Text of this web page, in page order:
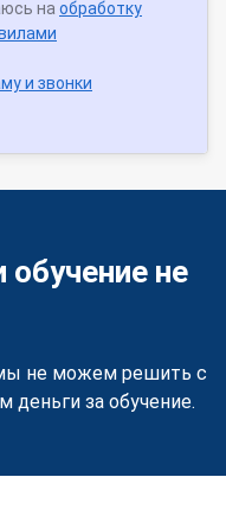
на обработку
и звонки
обучение не
не можем решить с
за обучение.